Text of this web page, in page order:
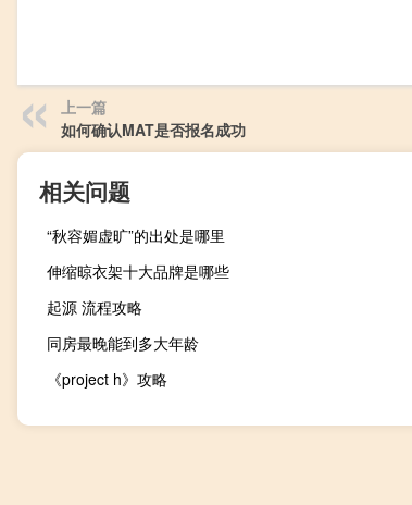
上一篇
如何确认MAT是否报名成功
相关问题
“秋容媚虚旷”的出处是哪里
伸缩晾衣架十大品牌是哪些
起源 流程攻略
同房最晚能到多大年龄
《project h》攻略